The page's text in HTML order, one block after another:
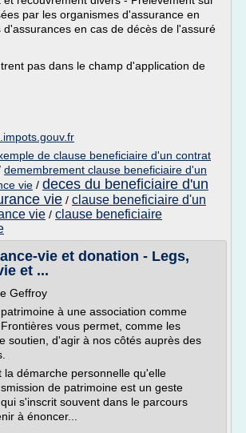
par les organismes d'assurance en
en cas de décès de l'assuré
pas dans le champ d'application de
de clause beneficiaire d'un contrat
demembrement clause beneficiaire d'un
vie / deces du beneficiaire d'un
vie / clause beneficiaire d'un
vie / clause beneficiaire
vie et donation - Legs,
et ...
Geffroy
à une association comme
vous permet, comme les
soutien, d'agir à nos côtés auprès des
la démarche personnelle qu'elle
de patrimoine est un geste
s'inscrit souvent dans le parcours
à énoncer...